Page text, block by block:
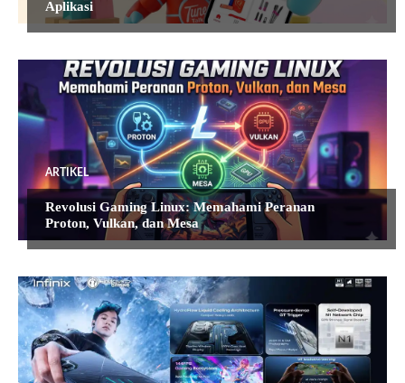
Aplikasi
ARTIKEL
Revolusi Gaming Linux: Memahami Peranan
Proton, Vulkan, dan Mesa